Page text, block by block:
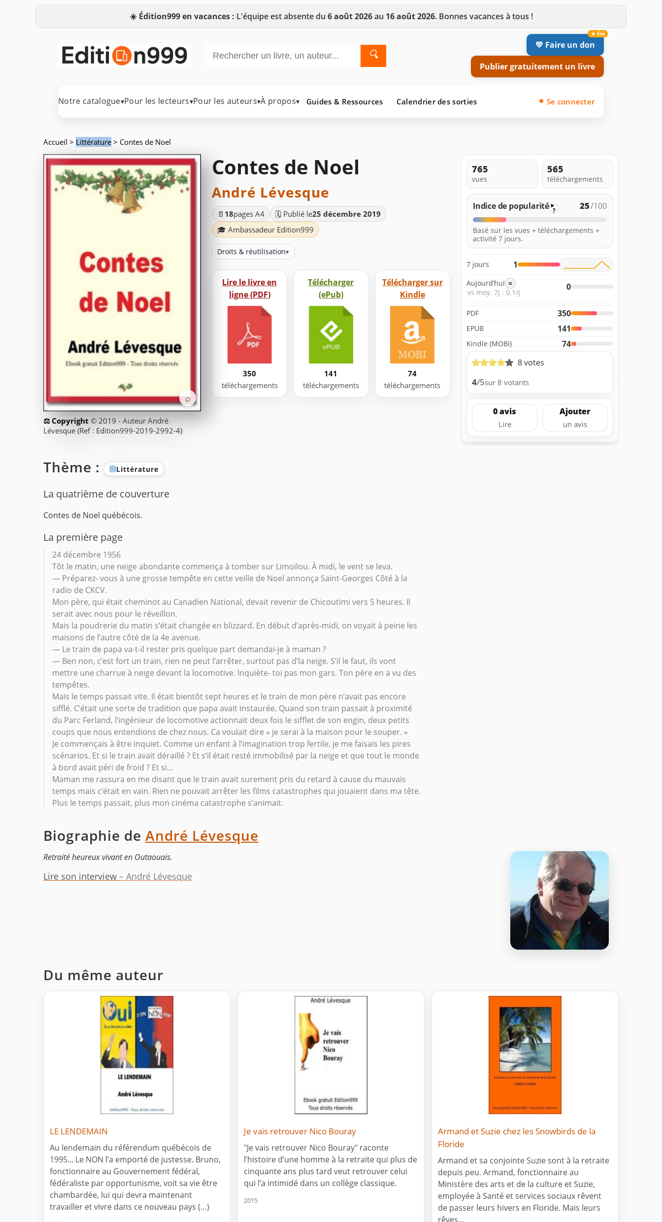
☀️ Édition999 en vacances : L'équipe est absente du 6 août 2026au 16 août 2026. Bonnes vacances à tous !
🔍
💛 Faire un don
Publier gratuitement un livre
Notre catalogue▾Pour les lecteurs▾Pour les auteurs▾À propos▾ Guides & Ressources Calendrier des sorties Se connecter
Accueil > Littérature > Contes de Noel
⌕
© 2019 - Auteur André
Lévesque (Ref : Edition999-2019-2992-4)
Contes de Noel
André Lévesque
📄 18pages A4 🗓️ Publié le25 décembre 2019
🎓 Ambassadeur Edition999
Droits & réutilisation▾
Lire le livre en
ligne (PDF)
350
téléchargements
Télécharger
(ePub)
141
téléchargements
Télécharger sur
Kindle
74
téléchargements
765
vues
565
téléchargements
Indice de popularité ? 25/100
Basé sur les vues + téléchargements +
activité 7 jours.
7 jours 1
Aujourd’hui =
vs moy. 7j : 0.1/j
0
PDF 350
EPUB 141
Kindle (MOBI)
74
8 votes
4/5sur 8 votants
0 avis
Lire
Ajouter
un avis
Thème : Littérature
La quatrième de couverture
Contes de Noel québécois.
La première page
24 décembre 1956
Tôt le matin, une neige abondante commença à tomber sur Limoilou. À midi, le vent se leva.
— Préparez- vous à une grosse tempête en cette veille de Noel annonça Saint-Georges Côté à la
radio de CKCV.
Mon père, qui était cheminot au Canadien National, devait revenir de Chicoutimi vers 5 heures. Il
serait avec nous pour le réveillon.
Mais la poudrerie du matin s’était changée en blizzard. En début d’après-midi, on voyait à peine les
maisons de l’autre côté de la 4e avenue.
— Le train de papa va-t-il rester pris quelque part demandai-je à maman ?
— Ben non, c’est fort un train, rien ne peut l’arrêter, surtout pas d’la neige. S’il le faut, ils vont
mettre une charrue à neige devant la locomotive. Inquiète- toi pas mon gars. Ton père en a vu des
tempêtes.
Mais le temps passait vite. Il était bientôt sept heures et le train de mon père n’avait pas encore
sifflé. C’était une sorte de tradition que papa avait instaurée. Quand son train passait à proximité
du Parc Ferland, l’ingénieur de locomotive actionnait deux fois le sifflet de son engin, deux petits
coups que nous entendions de chez nous. Ca voulait dire « je serai à la maison pour le souper. »
Je commençais à être inquiet. Comme un enfant à l’imagination trop fertile, je me faisais les pires
scénarios. Et si le train avait déraillé ? Et s’il était resté immobilisé par la neige et que tout le monde
à bord avait péri de froid ? Et si…
Maman me rassura en me disant que le train avait surement pris du retard à cause du mauvais
temps mais c’était en vain. Rien ne pouvait arrêter les films catastrophes qui jouaient dans ma tête.
Plus le temps passait, plus mon cinéma catastrophe s’animait.
Biographie de André Lévesque
Retraité heureux vivant en Outaouais.
Lire son interview – André Lévesque
Du même auteur
LE LENDEMAIN
Au lendemain du référendum québécois de
1995... Le NON l’a emporté de justesse. Bruno,
fonctionnaire au Gouvernement fédéral,
fédéraliste par opportunisme, voit sa vie être
chambardée, lui qui devra maintenant
travailler et vivre dans ce nouveau pays (…)
Je vais retrouver Nico Bouray
"Je vais retrouver Nico Bouray" raconte
l’histoire d’une homme à la retraite qui plus de
cinquante ans plus tard veut retrouver celui
qui l’a intimidé dans un collège classique.
2015
Armand et Suzie chez les Snowbirds de la
Floride
Armand et sa conjointe Suzie sont à la retraite
depuis peu. Armand, fonctionnaire au
Ministère des arts et de la culture et Suzie,
employée à Santé et services sociaux rêvent
de passer leurs hivers en Floride. Mais leurs
rêves...